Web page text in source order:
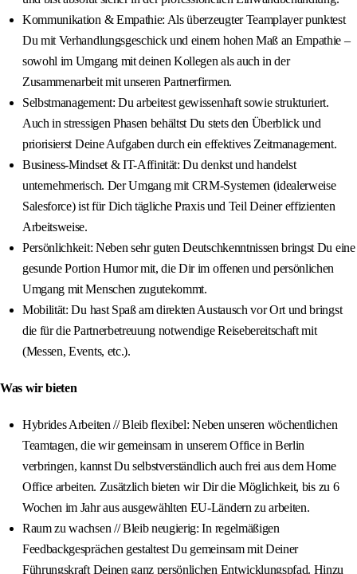
Kommunikation & Empathie: Als überzeugter Teamplayer punktest
Du mit Verhandlungsgeschick und einem hohen Maß an Empathie –
sowohl im Umgang mit deinen Kollegen als auch in der
Zusammenarbeit mit unseren Partnerfirmen.
Selbstmanagement: Du arbeitest gewissenhaft sowie strukturiert.
Auch in stressigen Phasen behältst Du stets den Überblick und
priorisierst Deine Aufgaben durch ein effektives Zeitmanagement.
Business-Mindset & IT-Affinität: Du denkst und handelst
unternehmerisch. Der Umgang mit CRM-Systemen (idealerweise
Salesforce) ist für Dich tägliche Praxis und Teil Deiner effizienten
Arbeitsweise.
Persönlichkeit: Neben sehr guten Deutschkenntnissen bringst Du eine
gesunde Portion Humor mit, die Dir im offenen und persönlichen
Umgang mit Menschen zugutekommt.
Mobilität: Du hast Spaß am direkten Austausch vor Ort und bringst
die für die Partnerbetreuung notwendige Reisebereitschaft mit
(Messen, Events, etc.).
Was wir bieten
Hybrides Arbeiten // Bleib flexibel: Neben unseren wöchentlichen
Teamtagen, die wir gemeinsam in unserem Office in Berlin
verbringen, kannst Du selbstverständlich auch frei aus dem Home
Office arbeiten. Zusätzlich bieten wir Dir die Möglichkeit, bis zu 6
Wochen im Jahr aus ausgewählten EU-Ländern zu arbeiten.
Raum zu wachsen // Bleib neugierig: In regelmäßigen
Feedbackgesprächen gestaltest Du gemeinsam mit Deiner
Führungskraft Deinen ganz persönlichen Entwicklungspfad. Hinzu